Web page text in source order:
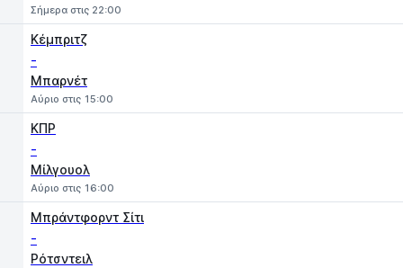
Σήμερα στις 22:00
Κέμπριτζ
-
Μπαρνέτ
Αύριο στις 15:00
ΚΠΡ
-
Μίλγουολ
Αύριο στις 16:00
Μπράντφορντ Σίτι
-
Ρότσντειλ